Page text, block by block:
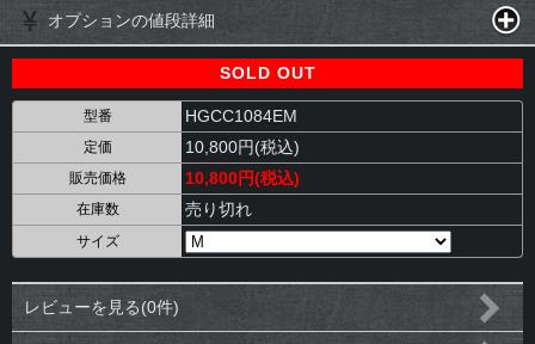
オプションの値段詳細
SOLD OUT
型番 HGCC1084EM
定価 10,800円(税込)
販売価格 10,800円(税込)
在庫数 売り切れ
サイズ
レビューを見る(0件)